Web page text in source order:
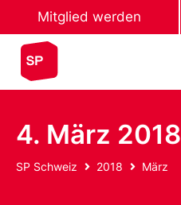
Mitglied werden
4. März 2018
SP Schweiz 2018 März